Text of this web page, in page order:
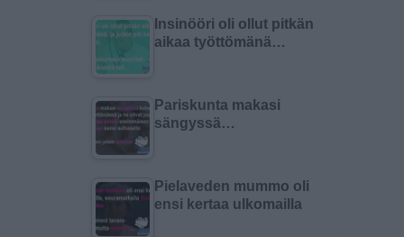
Insinööri oli ollut pitkän
aikaa työttömänä…
Pariskunta makasi
sängyssä…
Pielaveden mummo oli
ensi kertaa ulkomailla